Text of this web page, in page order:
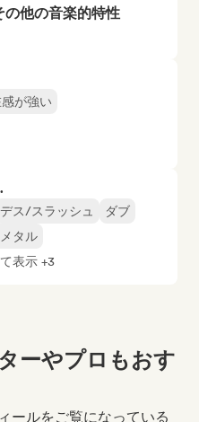
の他の音楽的特性
が強い
デス/スラッシュ
ダブ
タル
表示 +3
ーやプロもおす
ールをご覧になっている